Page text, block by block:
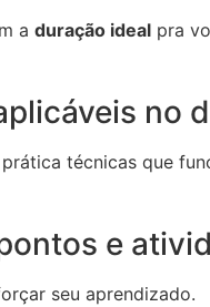
a duração ideal pra
no
técnicas que
e
seu aprendizado.